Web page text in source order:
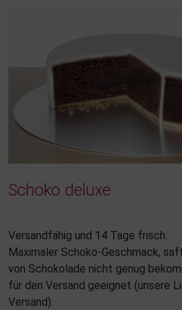
Schoko deluxe
Versandfähig und 14 Tage frisch.
Maximaler Schoko-Geschmack,
von Schokolade nicht genug
für den Versand geeignet (unsere
Versand).